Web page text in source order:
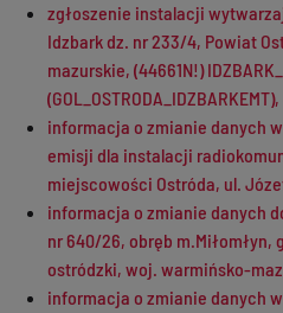
zgłoszenie instalacji
Idzbark dz. nr 233/4, Powiat
mazurskie, (44661N!)
informacja o zmianie danych
emisji dla instalacji
miejscowości Ostróda, ul.
informacja o zmianie danych
nr 640/26, obręb m.Miłomłyn,
ostródzki, woj. warmińsko-
informacja o zmianie danych